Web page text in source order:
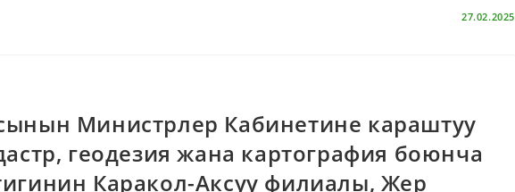
27.02.2025
Министрлер Кабинетине караштуу
геодезия жана картография боюнча
Каракол-Аксуу филиалы, Жер